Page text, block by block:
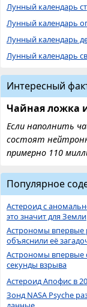
Лунный календарь
Лунный календарь
Лунный календарь
Лунный календарь
Интересный
Чайная ложка
Если наполнить
состоят
примерно 110
Популярное
Астероид с
это значит для Земли
Астрономы впервые
объяснили её
Астрономы впервые
секунды взрыва
Астероид Апофис в
Зонд NASA Psyche